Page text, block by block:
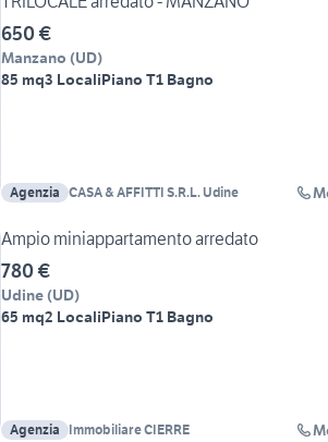
650 €
Manzano (UD)
85 mq3 LocaliPiano T1 Bagno
Agenzia CASA & AFFITTI S.R.L. Udine
Ampio miniappartamento arredato
780 €
Udine (UD)
65 mq2 LocaliPiano T1 Bagno
Agenzia Immobiliare CIERRE